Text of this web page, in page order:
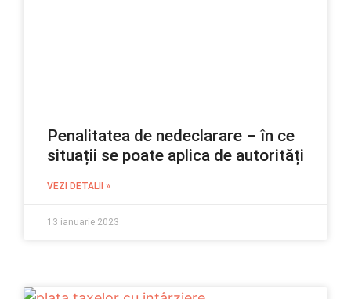
Penalitatea de nedeclarare – în ce
situații se poate aplica de autorități
VEZI DETALII »
13 ianuarie 2023